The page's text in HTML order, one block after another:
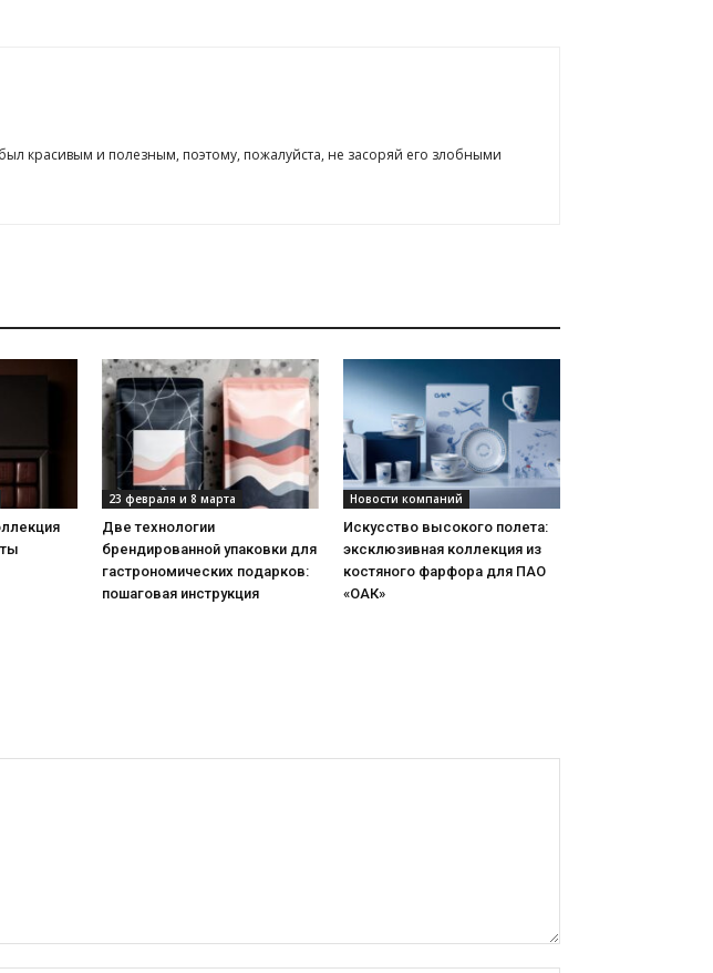
красивым и полезным, поэтому, пожалуйста, не засоряй его злобными
23 февраля и 8 марта
Две технологии
брендированной упаковки для
гастрономических подарков:
пошаговая инструкция
Новости компаний
Искусство высокого полета:
эксклюзивная коллекция из
костяного фарфора для ПАО
«ОАК»